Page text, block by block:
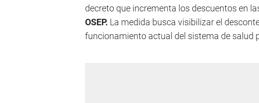
decreto que incrementa los descuentos en
OSEP. La medida busca visibilizar el
funcionamiento actual del sistema de salud